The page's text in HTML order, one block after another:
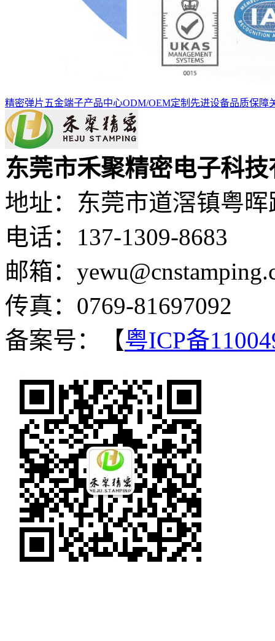
精密弹片五金端子产品中心ODM/OEM定制 先进设备品质保障
东莞市禾聚精密电子科
地址：东莞市道滘镇粤晖
电话：137-1309-8683
邮箱：
传真：0769-81697092
备案号：【粤ICP备